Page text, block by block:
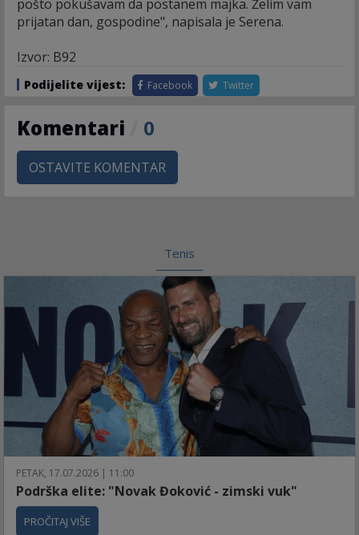
pošto pokušavam da postanem majka. Želim vam
prijatan dan, gospodine", napisala je Serena.
Izvor: B92
Podijelite vijest: Facebook Twitter
Komentari 0
OSTAVITE KOMENTAR
Tenis
PETAK, 17.07.2026 | 11:00
Podrška elite: "Novak Đoković - zimski vuk"
PROČITAJ VIŠE